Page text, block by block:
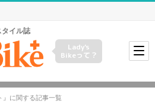
イル誌
Lady's
Bikeって？
に関する記事一覧